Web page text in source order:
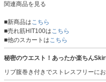
関連商品を見る
■新商品はこちら
■売れ筋HIT100はこちら
■他のスカートはこちら
秘密のウエスト！あったか楽ちん
リブ腹巻き付きでストレスフリーに